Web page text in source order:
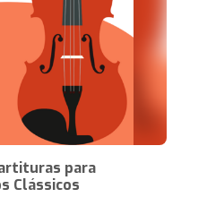
para
Clássicos